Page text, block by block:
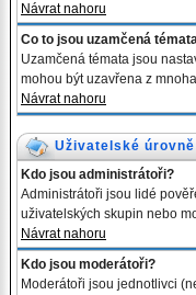
Návrat nahoru
Co to jsou uzamčená
Uzamčená témata jsou
mohou být uzavřena z
Návrat nahoru
Uživatelské
Kdo jsou administrátoři?
Administrátoři jsou lidé
uživatelských skupin nebo
Návrat nahoru
Kdo jsou moderátoři?
Moderátoři jsou jednotlivci